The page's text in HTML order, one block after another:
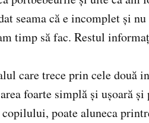
seama că e incomplet și
timp să fac. Restul
care trece prin cele două
foarte simplă și ușoară
poate aluneca